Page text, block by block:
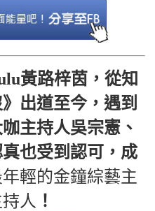
黃路梓茵，從知
出道至今，遇到
主持人吳宗憲、
也受到認可，成
輕的金鐘綜藝主
人 ！